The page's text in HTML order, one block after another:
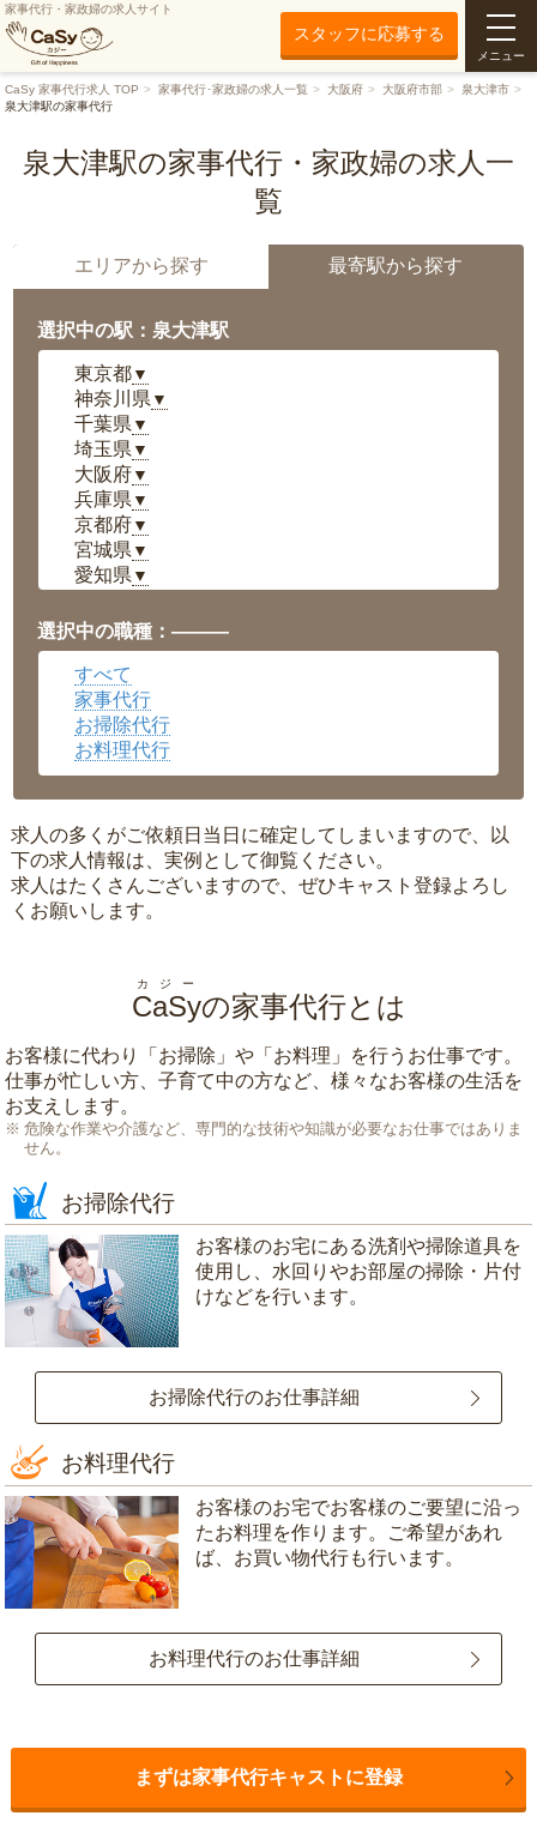
家事代行・家政婦の求人サイト
スタッフに応募する
メニュー
CaSy 家事代行求人 TOP 家事代行･家政婦の求人一覧 大阪府 大阪府市部
泉大津市
泉大津駅の家事代行
泉大津駅の家事代行・家政婦の求人一
覧
エリアから探す 最寄駅から探す
選択中の駅：泉大津駅
東京都▼
神奈川県 ▼
千葉県 ▼
埼玉県 ▼
大阪府▼
兵庫県 ▼
京都府▼
宮城県 ▼
愛知県 ▼
岡山県▼
広島県▼
沖縄県
選択中の職種：———
すべて
家事代行
お掃除代行
お料理代行
求人の多くがご依頼日当日に確定してしまいますので、以
下の求人情報は、実例として御覧ください。
求人はたくさんございますので、ぜひキャスト登録よろし
くお願いします。
CaSy
カジー
の家事代行とは
お客様に代わり「 お掃除 」や「 お料理 」を行うお仕事です。
仕事が忙しい方、子育て中の方など、様々なお客様の生活を
お支えします。
危険な作業や介護など、専門的な技術や知識が必要なお仕事ではありま
せん。
お掃除代行
お客様のお宅にある洗剤や掃除道具を
使用し、水回りやお部屋の掃除・片付
けなどを行います。
お掃除代行のお仕事詳細
お料理代行
お客様のお宅でお客様のご要望に沿っ
たお料理を作ります。ご希望があれ
ば、お買い物代行も行います。
お料理代行のお仕事詳細
まずは家事代行キャストに登録